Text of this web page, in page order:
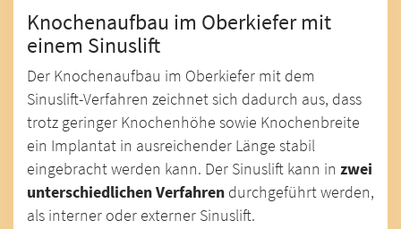
Knochenaufbau im Oberkiefer mit
einem Sinuslift
Der Knochenaufbau im Oberkiefer mit dem
Sinuslift-Verfahren zeichnet sich dadurch aus, dass
trotz geringer Knochenhöhe sowie Knochenbreite
ein Implantat in ausreichender Länge stabil
eingebracht werden kann. Der Sinuslift kann in zwei
unterschiedlichen Verfahren durchgeführt werden,
als interner oder externer Sinuslift.